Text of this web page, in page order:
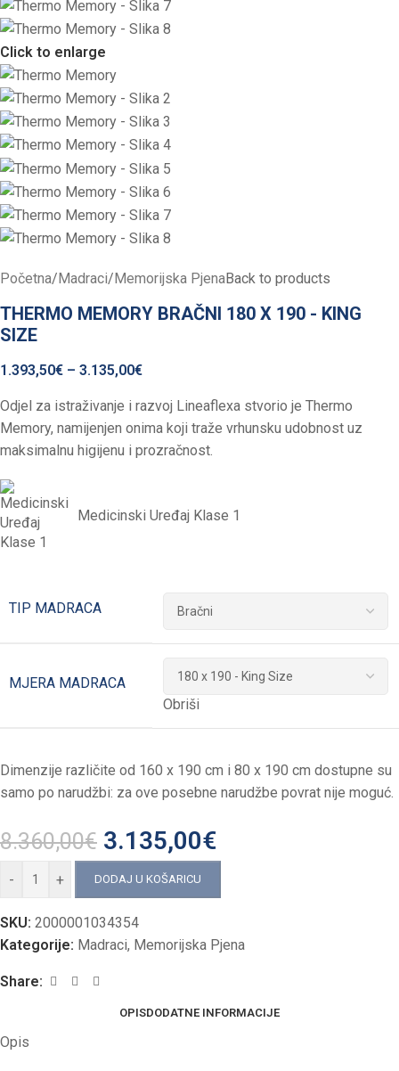
Click to enlarge
Početna/ Madraci/ Memorijska PjenaBack to products
THERMO MEMORY BRAČNI 180 X 190 - KING
SIZE
1.393,50€ – 3.135,00€
Odjel za istraživanje i razvoj Lineaflexa stvorio je Thermo
Memory, namijenjen onima koji traže vrhunsku udobnost uz
maksimalnu higijenu i prozračnost.
Medicinski Uređaj Klase 1
TIP MADRACA
MJERA MADRACA
Obriši
Dimenzije različite od 160 x 190 cm i 80 x 190 cm dostupne su
samo po narudžbi: za ove posebne narudžbe povrat nije moguć.
8.360,00€ 3.135,00€
- + DODAJ U KOŠARICU
SKU: 2000001034354
Kategorije: Madraci, Memorijska Pjena
Share:
OPISDODATNE INFORMACIJE
Opis